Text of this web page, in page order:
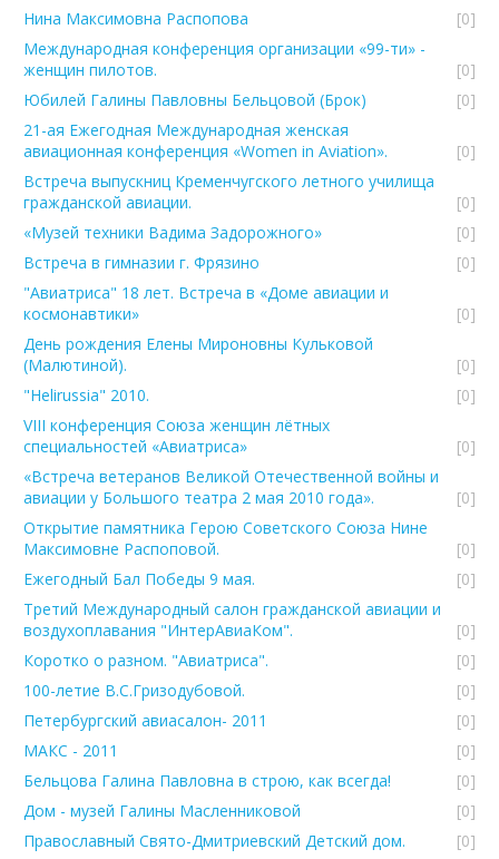
Нина Максимовна Распопова
[0]
Международная конференция организации «99-ти» -
женщин пилотов.
[0]
Юбилей Галины Павловны Бельцовой (Брок)
[0]
21-ая Ежегодная Международная женская
авиационная конференция «Women in Aviation».
[0]
Встреча выпускниц Кременчугского летного училища
гражданской авиации.
[0]
«Музей техники Вадима Задорожного»
[0]
Встреча в гимназии г. Фрязино
[0]
"Авиатриса" 18 лет. Встреча в «Доме авиации и
космонавтики»
[0]
День рождения Елены Мироновны Кульковой
(Малютиной).
[0]
"Helirussia" 2010.
[0]
VIII конференция Союза женщин лётных
специальностей «Авиатриса»
[0]
«Встреча ветеранов Великой Отечественной войны и
авиации у Большого театра 2 мая 2010 года».
[0]
Открытие памятника Герою Советского Союза Нине
Максимовне Распоповой.
[0]
Ежегодный Бал Победы 9 мая.
[0]
Третий Международный салон гражданской авиации и
воздухоплавания "ИнтерАвиаКом".
[0]
Коротко о разном. "Авиатриса".
[0]
100-летие В.С.Гризодубовой.
[0]
Петербургский авиасалон- 2011
[0]
МАКС - 2011
[0]
Бельцова Галина Павловна в строю, как всегда!
[0]
Дом - музей Галины Масленниковой
[0]
Православный Свято-Дмитриевский Детский дом.
[0]